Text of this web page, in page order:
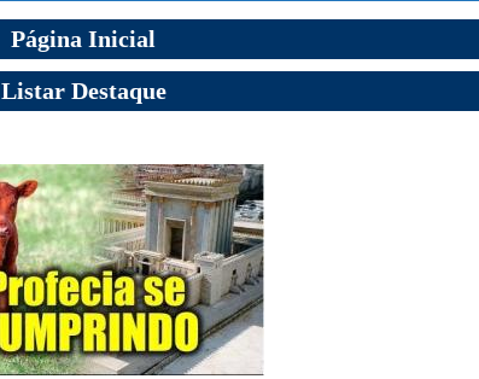
Página Inicial
Listar Destaque